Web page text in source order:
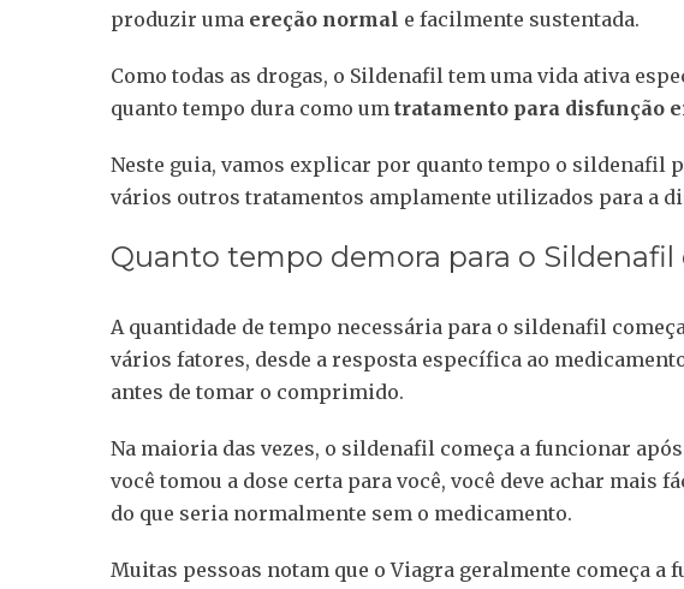
produzir uma ereção normal e facilmente sustentada.
Como todas as drogas, o Sildenafil tem uma vida ativa
quanto tempo dura como um tratamento para disfunção
Neste guia, vamos explicar por quanto tempo o sildenafil
vários outros tratamentos amplamente utilizados para a
Quanto tempo demora para o
A quantidade de tempo necessária para o sildenafil
vários fatores, desde a resposta específica ao
antes de tomar o comprimido.
Na maioria das vezes, o sildenafil começa a funcionar
você tomou a dose certa para você, você deve achar mais
do que seria normalmente sem o medicamento.
Muitas pessoas notam que o Viagra geralmente começa